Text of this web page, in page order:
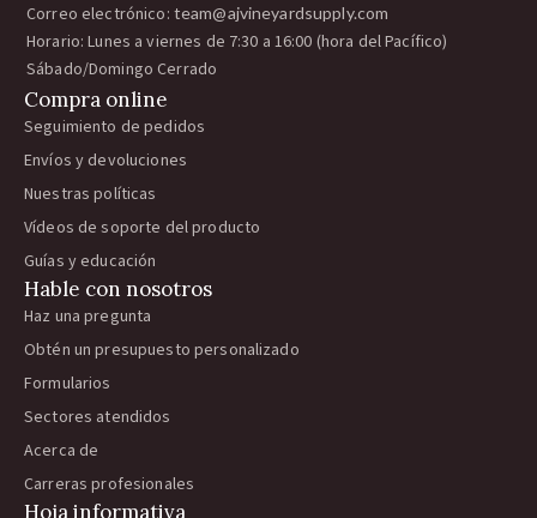
Correo electrónico: team@ajvineyardsupply.com
Horario: Lunes a viernes de 7:30 a 16:00 (hora del Pacífico)
Sábado/Domingo Cerrado
Compra online
Seguimiento de pedidos
Envíos y devoluciones
Nuestras políticas
Vídeos de soporte del producto
Guías y educación
Hable con nosotros
Haz una pregunta
Obtén un presupuesto personalizado
Formularios
Sectores atendidos
Acerca de
Carreras profesionales
Hoja informativa